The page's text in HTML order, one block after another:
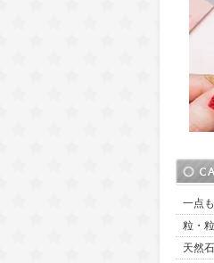
一点
粒・
天然